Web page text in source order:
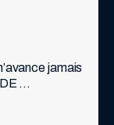
jamais
Pif :